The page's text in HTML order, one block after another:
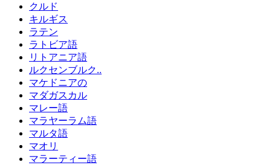
クルド
キルギス
ラテン
ラトビア語
リトアニア語
ルクセンブルク..
マケドニアの
マダガスカル
マレー語
マラヤーラム語
マルタ語
マオリ
マラーティー語